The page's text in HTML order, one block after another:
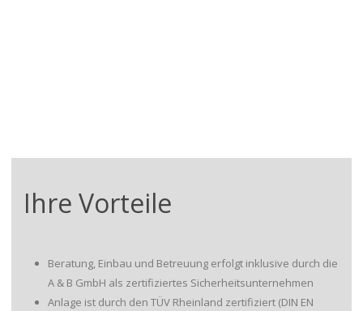
Ihre Vorteile
Beratung, Einbau und Betreuung erfolgt inklusive durch die
A & B GmbH als zertifiziertes Sicherheitsunternehmen
Anlage ist durch den TÜV Rheinland zertifiziert (DIN EN